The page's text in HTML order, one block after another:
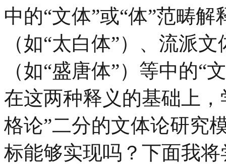
中的“文体”或“体”范畴
（如“太白体”）、流派
（如“盛唐体”）等中的“
在这两种释义的基础上
格论”二分的文体论研究
标能够实现吗？下面我